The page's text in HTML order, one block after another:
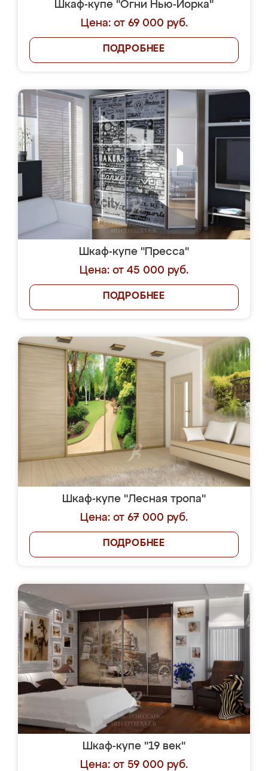
Шкаф-купе "Огни Нью-Йорка"
Цена: от 69 000 руб.
ПОДРОБНЕЕ
Шкаф-купе "Пресса"
Цена: от 45 000 руб.
ПОДРОБНЕЕ
Шкаф-купе "Лесная тропа"
Цена: от 67 000 руб.
ПОДРОБНЕЕ
Шкаф-купе "19 век"
Цена: от 59 000 руб.